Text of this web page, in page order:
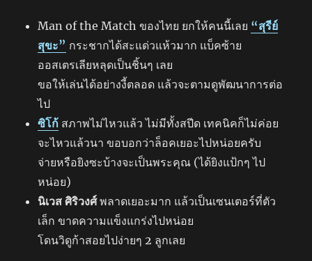
Man of the Match ของไทย ยกให้คนนี้เลย “สุรีย์
สุขะ” กระชากได้สะแด่วแห้วมาก แบ็คซ้าย
ออสเตรเลียหลุดเป็นชิ้นๆ เลย
ขอให้เล่นได้อย่างงี้ตลอด แล้วจะตามดูพัฒนาการต่อ
ไป
ซิโก้ สภาพไม่ไหวแล้ว ไม่มีทั้งสปีด เทคนิคก็ไม่ค่อย
จะไหวแล้วนา ขอบอกว่าล็อคเยอะไปหน่อยครับ
จ่ายหรือยิงซะบ้างจะเป็นพระคุณ (ได้ยิงแป้กๆ ไป
หน่อย)
นิเวส ศิริวงศ์พลาดเยอะมาก แล้วเป็นเซนเตอร์ที่ตัว
เล็ก ขาดความแข็งแกร่งไปหน่อย
โดนวิดูก้าสอยไปง่ายๆ 2 ลูกเลย